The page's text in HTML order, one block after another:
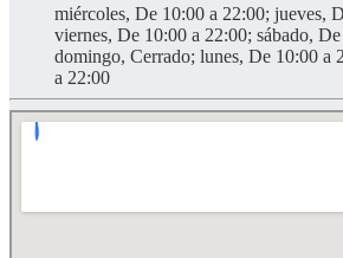
miércoles, De 10:00 a 22:00; jueves,
viernes, De 10:00 a 22:00; sábado,
domingo, Cerrado; lunes, De 10:00 a
a 22:00